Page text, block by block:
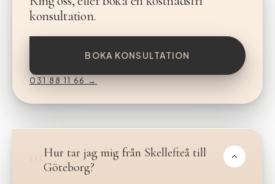
konsultation.
BOKA KONSULTATION
031 88 11 66 →
01 Hur tar jag mig från Skellefteå till
Göteborg?